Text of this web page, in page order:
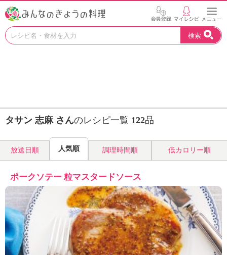
お
見
つ
よ
う
N
H
K
エ
デ
ュ
ケ
ー
検索
タサン 志麻 さんのレシピ一覧 122品
放送日順 人気順 調理時間順 低カロリー順
ポークソテー 粒マスタードソース